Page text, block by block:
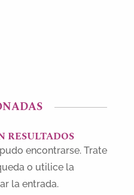
RESULTADOS
encontrarse. Trate
o utilice la
la entrada.